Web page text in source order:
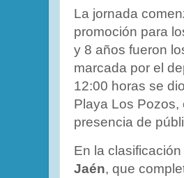
La jornada
promoción para
y 8 años fueron
marcada por el
12:00 horas se
Playa Los
presencia de
En la
Jaén, que